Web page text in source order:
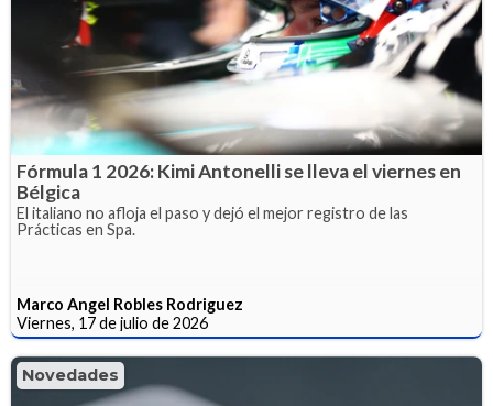
Fórmula 1 2026: Kimi Antonelli se lleva el viernes en
Bélgica
El italiano no afloja el paso y dejó el mejor registro de las
Prácticas en Spa.
Marco Angel Robles Rodriguez
Viernes, 17 de julio de 2026
Novedades